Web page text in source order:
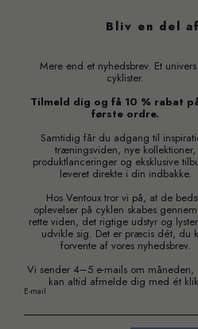
Bliv en del
Mere end et nyhedsbrev. Et
cyklister.
Tilmeld dig og få 10 % rabat
første ordre.
Samtidig får du adgang til
træningsviden, nye kollektioner,
produktlanceringer og eksklusive
leveret direkte i din indbakke.
Hos Ventoux tror vi på, at de
oplevelser på cyklen skabes
rette viden, det rigtige udstyr og
udvikle sig. Det er præcis dét, du
forvente af vores nyhedsbrev.
Vi sender 4–5 e-mails om måneden,
kan altid afmelde dig med ét
E-mail